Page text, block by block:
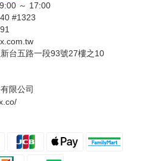
～ 17:00
#1323
台五路一段93號27樓之10
限公司